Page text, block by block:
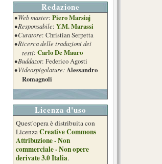
Redazione
• Web master: Piero Marsiaj
• Responsabile: Y.M. Marassi
• Curatore: Christian Serpetta
• Ricerca delle traduzioni dei
testi: Carlo De Mauro
• Buddazot: Federico Agosti
• Videospigolature:Alessandro
Romagnoli
Licenza d'uso
Quest'opera è distribuita con
LicenzaCreative Commons
Attribuzione - Non
commerciale - Non opere
derivate 3.0 Italia.